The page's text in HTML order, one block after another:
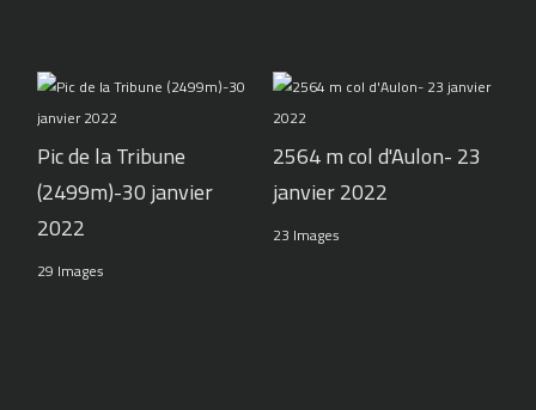
Pic de la Tribune
(2499m)-30 janvier
2022
29 Images
2564 m col d'Aulon- 23
janvier 2022
23 Images